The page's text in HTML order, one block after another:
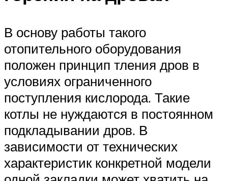
В основу работы такого
отопительного оборудования
положен принцип тления дров в
условиях ограниченного
поступления кислорода. Такие
котлы не нуждаются в постоянном
подкладывании дров. В
зависимости от технических
характеристик конкретной модели